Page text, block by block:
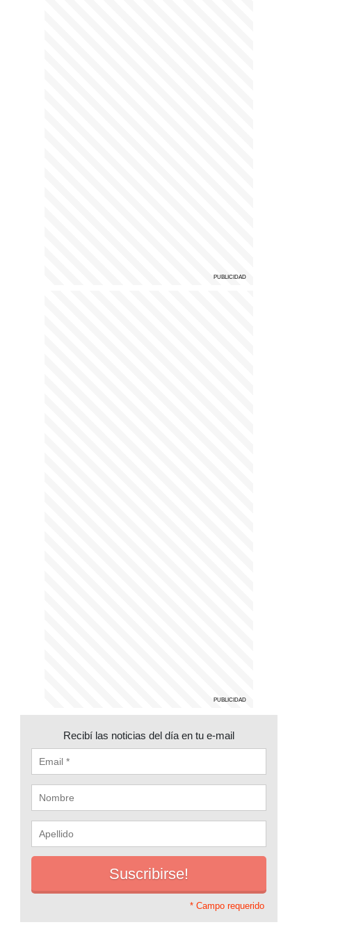
Recibí las noticias del día en tu e-mail
* Campo requerido